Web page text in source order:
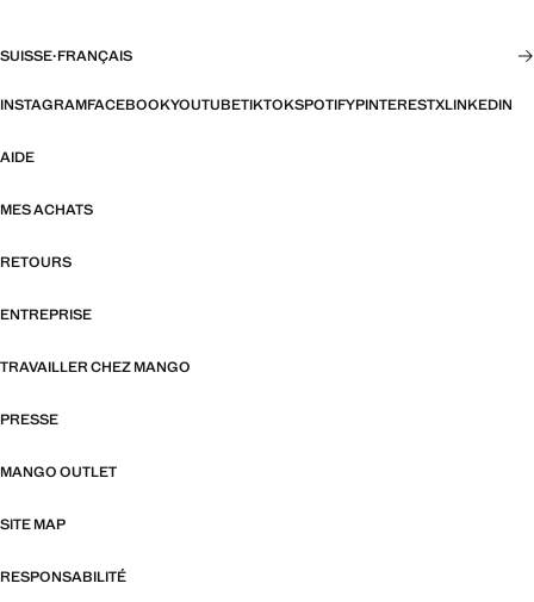
SUISSE·FRANÇAIS
INSTAGRAMFACEBOOKYOUTUBETIKTOKSPOTIFYPINTERESTXLINKEDIN
AIDE
MES ACHATS
RETOURS
ENTREPRISE
TRAVAILLER CHEZ MANGO
PRESSE
MANGO OUTLET
SITE MAP
RESPONSABILITÉ